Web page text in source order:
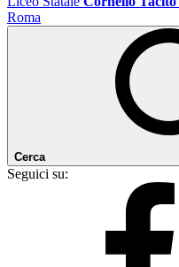
Roma
Cerca
Seguici su: